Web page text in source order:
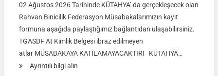
02 Ağustos 2026 Tarihinde KÜTAHYA’ da gerçekleşecek olan
Rahvan Binicilik Federasyon Müsabakalarımızın kayıt
formuna aşağıda paylaştığımız bağlantıdan ulaşabilirsiniz.
TGASDF At Kimlik Belgesi ibraz edilmeyen
atlar MÜSABAKAYA KATILAMAYACAKTIR! KÜTAHYA…
Ayrıntılı bilgi alın: